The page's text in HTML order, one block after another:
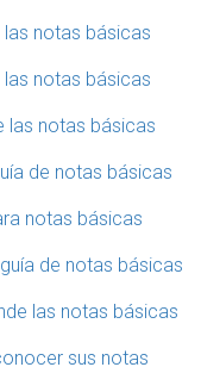
notas básicas
notas básicas
las notas básicas
de notas básicas
notas básicas
de notas básicas
las notas básicas
sus notas